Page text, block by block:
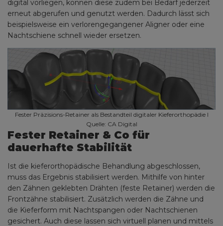
digital vorliegen, können diese zudem bei Bedarf jederzeit
erneut abgerufen und genutzt werden. Dadurch lässt sich
beispielsweise ein verlorengegangener Aligner oder eine
Nachtschiene schnell wieder ersetzen.
Fester Präzisions-Retainer als Bestandteil digitaler Kieferorthopädie I
Quelle: CA Digital
Fester Retainer & Co für
dauerhafte Stabilität
Ist die kieferorthopädische Behandlung abgeschlossen,
muss das Ergebnis stabilisiert werden. Mithilfe von hinter
den Zähnen geklebten Drähten (feste Retainer) werden die
Frontzähne stabilisiert. Zusätzlich werden die Zähne und
die Kieferform mit Nachtspangen oder Nachtschienen
gesichert. Auch diese lassen sich virtuell planen und mittels